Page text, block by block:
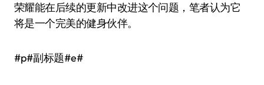
荣耀能在后续的更新中改进这个问题，笔者认为它
将是一个完美的健身伙伴。
#p#副标题#e#